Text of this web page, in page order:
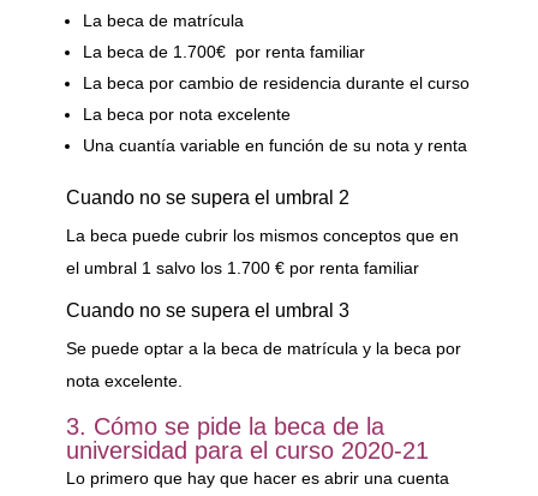
La beca de matrícula
La beca de 1.700€ por renta familiar
La beca por cambio de residencia durante el curso
La beca por nota excelente
Una cuantía variable en función de su nota y renta
Cuando no se supera el umbral 2
La beca puede cubrir los mismos conceptos que en
el umbral 1 salvo los 1.700 € por renta familiar
Cuando no se supera el umbral 3
Se puede optar a la beca de matrícula y la beca por
nota excelente.
3. Cómo se pide la beca de la
universidad para el curso 2020-21
Lo primero que hay que hacer es abrir una cuenta